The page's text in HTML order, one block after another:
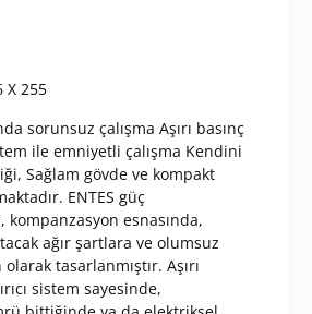
255
sorunsuz çalışma Aşırı basınç
ile emniyetli çalışma Kendini
Sağlam gövde ve kompakt
ENTES güç
esnasında,
ağır şartlara ve olumsuz
tasarlanmıştır. Aşırı
sistem sayesinde,